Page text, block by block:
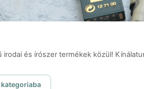
irodai és írószer termékek közül!